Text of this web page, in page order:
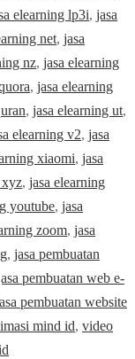
elearning lp3i, jasa
net, jasa
nz, jasa elearning
, jasa elearning
, jasa elearning ut,
elearning v2, jasa
xiaomi, jasa
xyz, jasa elearning
youtube, jasa
zoom, jasa
, jasa pembuatan
pembuatan web e-
pembuatan website
mind id, video